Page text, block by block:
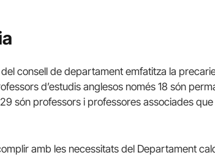
consell de departament emfatitza la
d’estudis anglesos només 18 són
són professors i professores associades
amb les necessitats del Departament